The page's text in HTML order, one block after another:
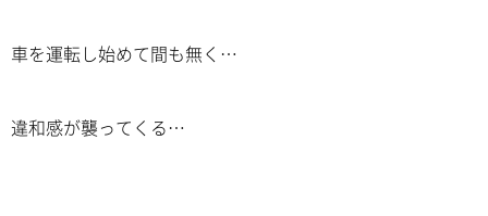
車を運転し始めて間も無く…
違和感が襲ってくる…